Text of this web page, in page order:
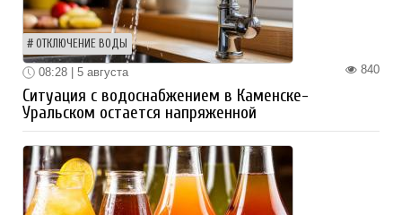
ОТКЛЮЧЕНИЕ ВОДЫ
840
08:28 | 5 августа
Ситуация с водоснабжением в Каменске-
Уральском остается напряженной